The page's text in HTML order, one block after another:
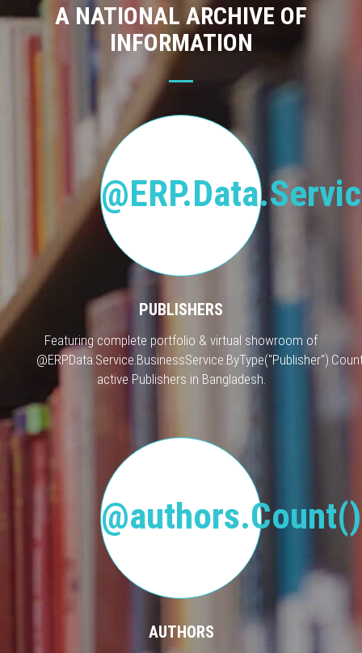
A NATIONAL ARCHIVE OF
INFORMATION
PUBLISHERS
Featuring complete portfolio & virtual showroom of
active Publishers in Bangladesh.
AUTHORS